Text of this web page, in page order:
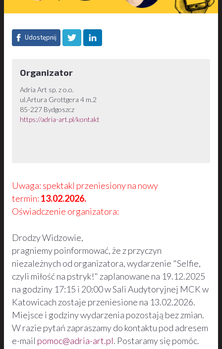
Udostępnij
Organizator
Adria Art sp. z o.o.
ul.Artura Grottgera 4 m.2
85-227 Bydgoszcz
https://adria-art.pl/kontakt
Uwaga: spektakl przeniesiony na nowy
termin: 13.02.2026.
Oświadczenie organizatora:
Drodzy Widzowie,
pragniemy poinformować, że z przyczyn
niezależnych od organizatora, wydarzenie "Selfie,
czyli miłość na pstryk!" zaplanowane na 19.12.2025
na godziny 17:15 i 20:00 w Sali Audytoryjnej MCK w
Katowicach zostaje przeniesione na 13.02.2026.
Miejsce i godziny wydarzenia pozostają bez zmian.
W razie pytań zapraszamy do kontaktu pod adresem
e-mail pomoc@adria-art.pl. Postaramy się pomóc.